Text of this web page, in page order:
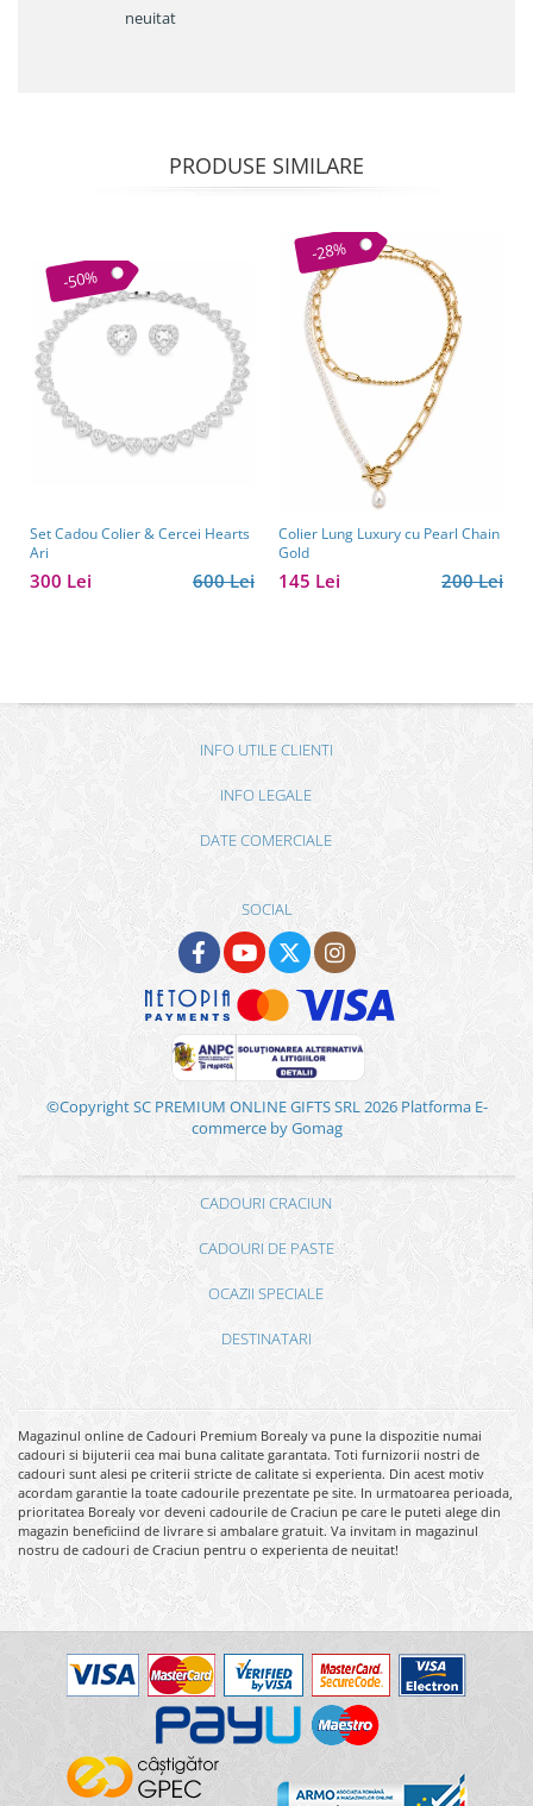
neuitat
PRODUSE SIMILARE
-50%
Set Cadou Colier & Cercei Hearts
Ari
600 Lei
300 Lei
-28%
Colier Lung Luxury cu Pearl Chain
Gold
200 Lei
145 Lei
INFO UTILE CLIENTI
INFO LEGALE
DATE COMERCIALE
SOCIAL
©Copyright SC PREMIUM ONLINE GIFTS SRL 2026 Platforma E-
commerce by Gomag
CADOURI CRACIUN
CADOURI DE PASTE
OCAZII SPECIALE
DESTINATARI
Magazinul online de Cadouri Premium Borealy va pune la dispozitie numai
cadouri si bijuterii cea mai buna calitate garantata. Toti furnizorii nostri de
cadouri sunt alesi pe criterii stricte de calitate si experienta. Din acest motiv
acordam garantie la toate cadourile prezentate pe site. In urmatoarea perioada,
prioritatea Borealy vor deveni cadourile de Craciun pe care le puteti alege din
magazin beneficiind de livrare si ambalare gratuit. Va invitam in magazinul
nostru de cadouri de Craciun pentru o experienta de neuitat!